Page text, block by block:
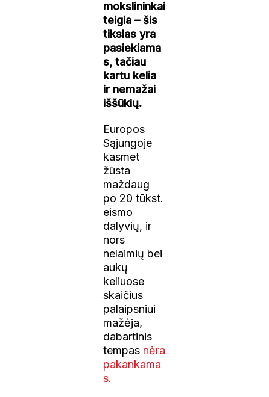
mokslininkai
teigia – šis
tikslas yra
pasiekiama
s, tačiau
kartu kelia
ir nemažai
iššūkių.
Europos
Sąjungoje
kasmet
žūsta
maždaug
po 20 tūkst.
eismo
dalyvių, ir
nors
nelaimių bei
aukų
keliuose
skaičius
palaipsniui
mažėja,
dabartinis
tempas nėra
pakankama
s.